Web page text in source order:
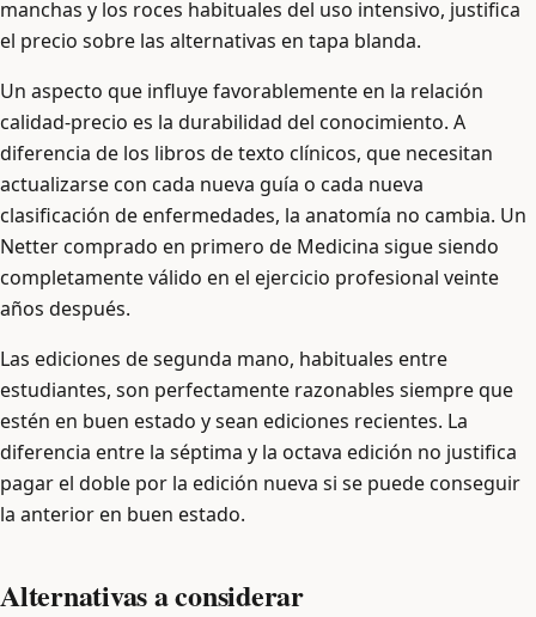
manchas y los roces habituales del uso intensivo, justifica
el precio sobre las alternativas en tapa blanda.
Un aspecto que influye favorablemente en la relación
calidad-precio es la durabilidad del conocimiento. A
diferencia de los libros de texto clínicos, que necesitan
actualizarse con cada nueva guía o cada nueva
clasificación de enfermedades, la anatomía no cambia. Un
Netter comprado en primero de Medicina sigue siendo
completamente válido en el ejercicio profesional veinte
años después.
Las ediciones de segunda mano, habituales entre
estudiantes, son perfectamente razonables siempre que
estén en buen estado y sean ediciones recientes. La
diferencia entre la séptima y la octava edición no justifica
pagar el doble por la edición nueva si se puede conseguir
la anterior en buen estado.
Alternativas a considerar